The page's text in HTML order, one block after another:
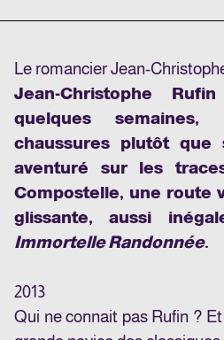
Le romancier Jean-
Jean-Christophe
quelques semaines,
chaussures plutôt que
aventuré sur les
Compostelle, une route
glissante, aussi
Immortelle Randonnée.
2013
Qui ne connait pas Rufin ?